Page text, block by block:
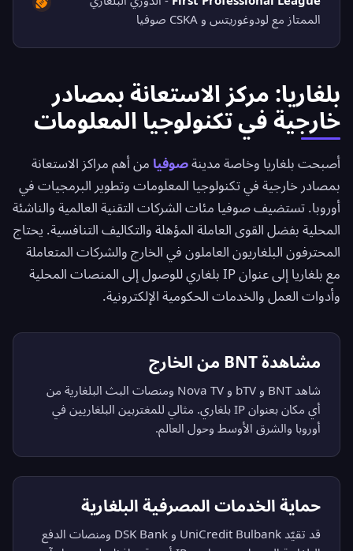
الممتاز مع لودوغوريتس و CSKA صوفيا
بلغاريا: مركز الاستعانة بمصادر
خارجية في تكنولوجيا المعلومات
أصبحت بلغاريا وخاصة مدينةصوفيا من أهم مراكز الاستعانة
بمصادر خارجية في تكنولوجيا المعلومات وتطوير البرمجيات في
أوروبا. تستضيف صوفيا مئات الشركات التقنية العالمية والناشئة
المحلية بفضل القوى العاملة المؤهلة والتكاليف التنافسية. يحتاج
المحترفون البلغاريون العاملون في الخارج والشركات المتعاملة
مع بلغاريا إلى عنوان IP بلغاري للوصول إلى المنصات المحلية
وأدوات العمل والخدمات الحكومية الإلكترونية.
مشاهدة BNT من الخارج
شاهد BNT و bTV و Nova TV ومنصات البث البلغارية من
أي مكان بعنوان IP بلغاري. مثالي للمغتربين البلغاريين في
أوروبا والشرق الأوسط وحول العالم.
حماية الخدمات المصرفية البلغارية
قد تقيّد UniCredit Bulbank و DSK Bank ومنصات الدفع